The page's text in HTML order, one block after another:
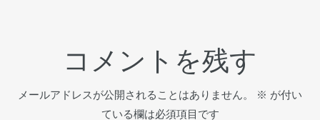
コメントを残す
メールアドレスが公開されることはありません。 ※ が付い
ている欄は必須項目です